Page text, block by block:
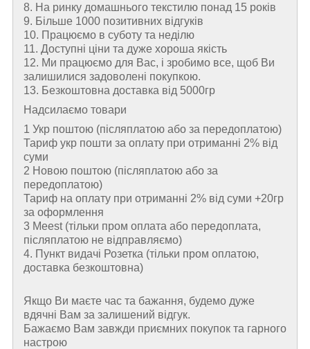
8. На ринку домашнього текстилю понад 15 років
9. Більше 1000 позитивних відгуків
10. Працюємо в суботу та неділю
11. Доступні ціни та дуже хороша якість
12. Ми працюємо для Вас, і зробимо все, щоб Ви
залишилися задоволені покупкою.
13. Безкоштовна доставка від 5000гр
Надсилаємо товари
1 Укр поштою (пiсляплатою або за передоплатою)
Тариф укр пошти за оплату при отриманні 2% від
суми
2 Новою поштою (пiсляплатою або за
передоплатою)
Тариф на оплату при отриманні 2% від суми +20гр
за оформлення
3 Meest (тільки пром оплата або передоплата,
післяплатою не відправляємо)
4. Пункт видачі Розетка (тільки пром оплатою,
доставка безкоштовна)
Якщо Ви маєте час та бажання, будемо дуже
вдячні Вам за залишений відгук.
Бажаємо Вам завжди приємних покупок та гарного
настрою